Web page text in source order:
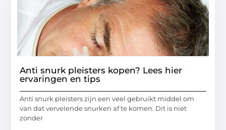
Anti snurk pleisters kopen? Lees hier
ervaringen en tips
Anti snurk pleisters zijn een veel gebruikt middel om
van dat vervelende snurken af te komen. Dit is niet
zonder